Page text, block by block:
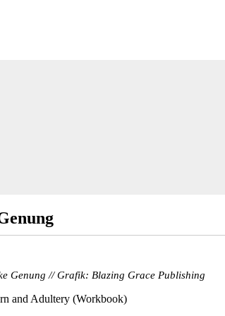
Genung // Grafik: Blazing Grace Publishing
and Adultery (Workbook)